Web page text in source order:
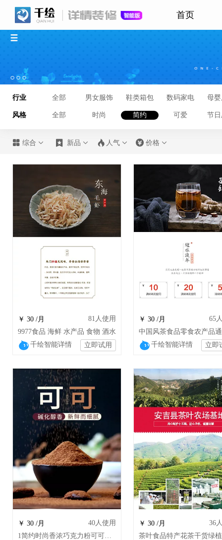
首页
行业 全部 男女服饰 鞋类箱包 数码家电 母
风格 全部 时尚 简约 可爱 节
 综合   新品   人气   价格 
￥ 30 /月 81 人使用
9977食品 海鲜 水产品 食物 酒水
千绘智能详情
立即试用
￥ 30 /月 65
中国风茶食品零食农产品
千绘智能详情
立即
￥ 30 /月 40人使用
1简约时尚香浓巧克力粉可可粉冲饮 wsj
￥ 30 /月 36